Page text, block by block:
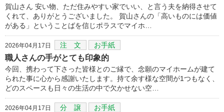
賀山さん 安い物、ただ住みやすい家でいい、と言う夫を納得させて
くれて、ありがとうございました。 賀山さんの「高いものには価値
がある」ということばを信じポラスでマイホ…
2026年04月17日 注 文 お手紙
職人さんの手がとても印象的
今回、携わって下さった皆様とのご縁で、念願のマイホームが建て
られた事に心から感謝いたします。持て余す様な空間が1つもなく、
どのスペースも日々の生活の中で欠かせない空…
2026年04月17日 分 譲 お手紙